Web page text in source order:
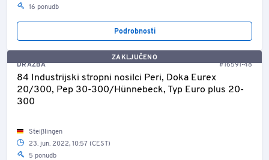
16 ponudb
Podrobnosti
ZAKLJUČENO
DRAŽBA
#16591-48
84 Industrijski stropni nosilci Peri, Doka Eurex
20/300, Pep 30-300/Hünnebeck, Typ Euro plus 20-
300
Steißlingen
23. jun. 2022, 10:57 (CEST)
5 ponudb